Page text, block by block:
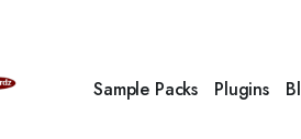
Sample Packs Plugins